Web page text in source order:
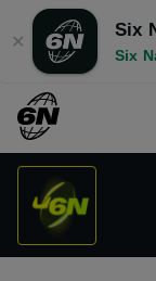
✕
Six
Six